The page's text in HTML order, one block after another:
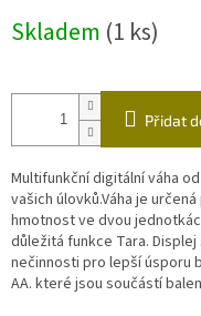
cena:
Skladem (1 ks)
Přidat
Multifunkční digitální váha
vašich úlovků.Váha je
hmotnost ve dvou
důležitá funkce Tara.
nečinnosti pro lepší úsporu
AA. které jsou součástí